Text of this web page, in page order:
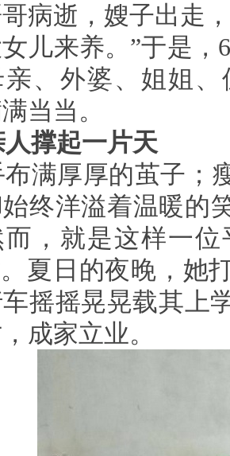
病逝，嫂子出走
儿来养。”于是，
、外婆、姐姐
当当。
人撑起一片天
布满厚厚的茧子；
终洋溢着温暖
而，就是这样一
。夏日的夜晚，她
摇摇晃晃载其上
成家立业。